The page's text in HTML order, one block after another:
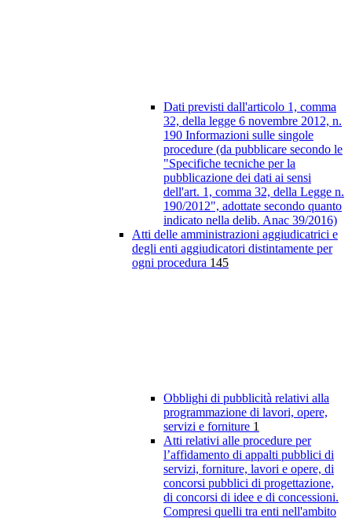
Dati previsti dall'articolo 1, comma
32, della legge 6 novembre 2012, n.
190 Informazioni sulle singole
procedure (da pubblicare secondo le
"Specifiche tecniche per la
pubblicazione dei dati ai sensi
dell'art. 1, comma 32, della Legge n.
190/2012", adottate secondo quanto
indicato nella delib. Anac 39/2016)
Atti delle amministrazioni aggiudicatrici e
degli enti aggiudicatori distintamente per
ogni procedura 145
Obblighi di pubblicità relativi alla
programmazione di lavori, opere,
servizi e forniture 1
Atti relativi alle procedure per
l’affidamento di appalti pubblici di
servizi, forniture, lavori e opere, di
concorsi pubblici di progettazione,
di concorsi di idee e di concessioni.
Compresi quelli tra enti nell'ambito